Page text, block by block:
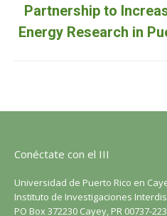
Partnership to
Energy Research in
Conéctate con el III
Universidad de Puerto Rico en
Instituto de Investigaciones
PO Box 372230 Cayey, PR 00737-